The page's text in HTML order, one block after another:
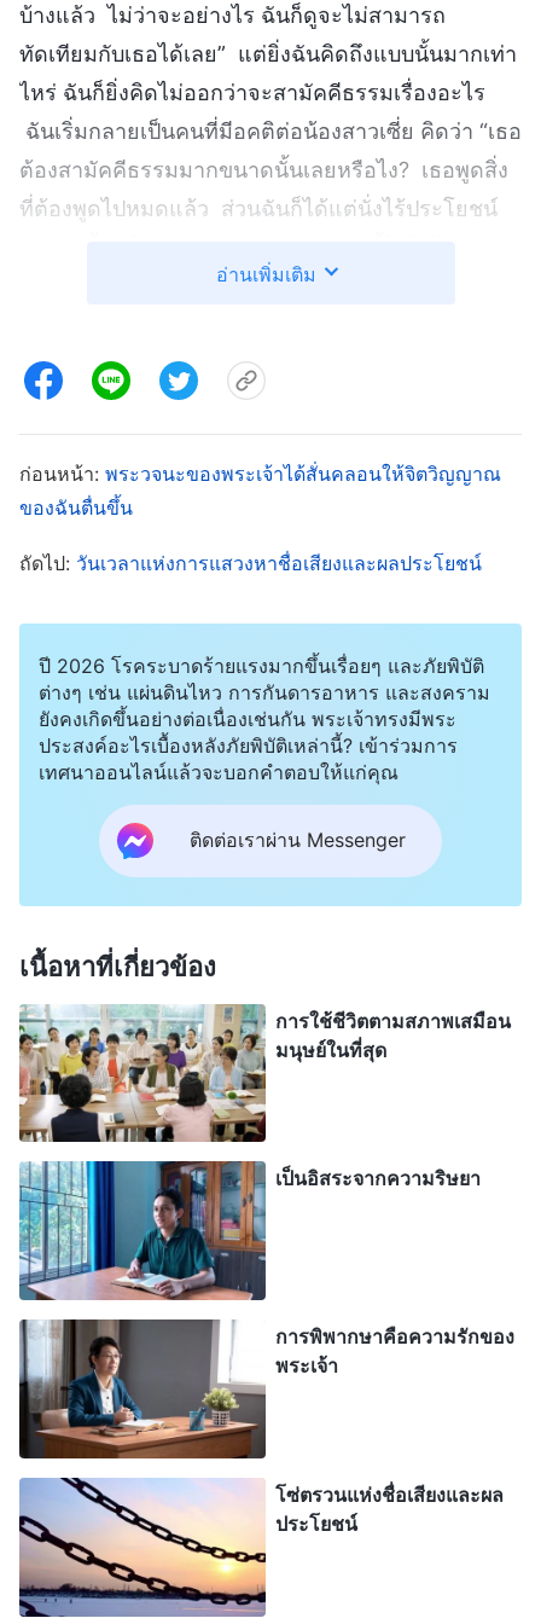
บ้างแล้ว ไม่ว่าจะอย่างไร ฉันก็ดูจะไม่สามารถ
ทัดเทียมกับเธอได้เลย” แต่ยิ่งฉันคิดถึงแบบนั้นมากเท่า
ไหร่ ฉันก็ยิ่งคิดไม่ออกว่าจะสามัคคีธรรมเรื่องอะไร
ฉันเริ่มกลายเป็นคนที่มีอคติต่อน้องสาวเซี่ย คิดว่า “เธอ
ต้องสามัคคีธรรมมากขนาดนั้นเลยหรือไง? เธอพูดสิ่ง
ที่ต้องพูดไปหมดแล้ว ส่วนฉันก็ได้แต่นั่งไร้ประโยชน์
ต้องแบ่งปันการสามัคคีธรรมเพื่อกู้คืนศักดิ์ศรีของตัว
เก้าอี้ไปนั่งข้างหน้า และเริ่มทำการสามัคคีธรรม ฉัน
อยากแบ่งปันบางสิ่งที่ดีจริงๆ แต่ดูเหมือนฉันจะไม่
สามารถทำตามที่ตั้งใจได้ การสามัคคีธรรมของฉัน
ปนเปกันมั่วไปหมด พอฉันเห็นว่าเหล่าพี่น้องชายหญิง
มองฉันแปลกๆ ฉันก็ตระหนักได้ว่าฉันหลุดจากหัวข้อไป
แล้วจริงๆ ฉันรู้สึกอึดอัดอย่างไม่น่าเชื่อ จนอยากหา
ฉันแค่อยากทำให้ตัวเองดูดี แต่สุดท้ายฉันกลับดูน่า
หัวเราะ ฉันพาตัวเองขึ้นไปอยู่บนเวที และทุกคนเห็นว่า
ฉันล้มเหลว ในหัวใจของฉัน ฉันเริ่มตำหนิพระเจ้าที่
ทรงให้ความรู้แจ้งแก่น้องสาว ไม่ใช่ฉัน และฉันก็กังวล
ว่าต่อจากนั้นเหล่าพี่น้องชายหญิงของเราจะมองฉัน
อย่างไร ยิ่งจิตใจของฉันเป็นแบบนี้มากเท่าไหร่ ฉันก็ยิ่ง
อารมณ์เสียมากเท่านั้น ฉันอยากหนีไปให้พ้นจาก
สถานการณ์นี้และไม่อยากร่วมงานกับเธออีกแล้ว ฉัน
จำได้ว่าครั้งหนึ่งในการชุมนุม พี่สาวคู่หนึ่งมีสภาพ
จิตใจที่ไม่ค่อยดีเท่าไหร่ และหลังจากการสามัคคีธรรม
ของน้องสาวเซี่ย ก็ไม่ได้มีการพัฒนาใดๆ เกิดขึ้น ไม่
เพียงแต่ฉันไม่ช่วยเธอสามัคคีธรรมเท่านั้น แต่ฉันถึง
ขนาดคิดว่า “คราวนี้ทุกคนจะได้เห็นสักทีว่าเธอแก้ไข
ปัญหาไม่ได้ พวกเขาจะได้เลิกเคารพเธอในขณะที่ดูถูก
ฉันด้วย” ตลอดช่วงเวลานั้น ฉันพยายามแข่งกับน้อง
สาวเซี่ยอยู่ตลอด และสภาวะทางจิตวิญญาณของฉันก็
ดำมืดลงเรื่อยๆ ฉันไม่มีความสว่างใดเลยตอนที่
สามัคคีธรรมพระวจนะของพระเจ้าระหว่างการชุมนุม
และเมื่อฉันเห็นว่าเหล่าพี่น้องชายหญิงเผชิญความยาก
ลำบากหรือมีปัญหา ฉันก็ไม่รู้ว่าจะแก้ไขอย่างไร ฉัน
เริ่มผล็อยหลับตั้งแต่หัวค่ำทุกคืน และฉันก็ต้องบังคับตัว
เองให้ทำหน้าที่ของตัวเอง ความทุกข์ของฉันเพิ่มมาก
ขึ้นเรื่อยๆ ฉันไม่สามารถทำอะไรได้นอกจากอธิษฐาน
ต่อพระเจ้า และขอพระองค์ให้ทรงช่วยฉันให้รอด
ฉันได้อ่านพระวจนะของพระเจ้าบทตอนนี้ในการเฝ้า
อ่านเพิ่มเติม
ก่อนหน้า: พระวจนะของพระเจ้าได้สั่นคลอนให้จิตวิญญาณ
ของฉันตื่นขึ้น
ถัดไป: วันเวลาแห่งการแสวงหาชื่อเสียงและผลประโยชน์
ปี 2026 โรคระบาดร้ายแรงมากขึ้นเรื่อยๆ และภัยพิบัติ
ต่างๆ เช่น แผ่นดินไหว การกันดารอาหาร และสงคราม
ยังคงเกิดขึ้นอย่างต่อเนื่องเช่นกัน พระเจ้าทรงมีพระ
ประสงค์อะไรเบื้องหลังภัยพิบัติเหล่านี้? เข้าร่วมการ
เทศนาออนไลน์แล้วจะบอกคำตอบให้แก่คุณ
ติดต่อเราผ่าน Messenger
เนื้อหาที่เกี่ยวข้อง
การใช้ชีวิตตามสภาพเสมือน
มนุษย์ในที่สุด
เป็นอิสระจากความริษยา
การพิพากษาคือความรักของ
พระเจ้า
โซ่ตรวนแห่งชื่อเสียงและผล
ประโยชน์